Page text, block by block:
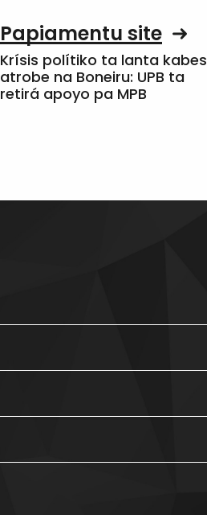
Papiamentu site
Krísis polítiko ta lanta kabes
atrobe na Boneiru: UPB ta
retirá apoyo pa MPB